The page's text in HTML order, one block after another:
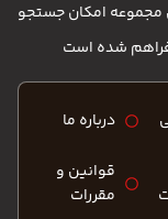
مجموعه امکان جستجو
فراهم شده است
درباره ما
قوانین و
مقررات